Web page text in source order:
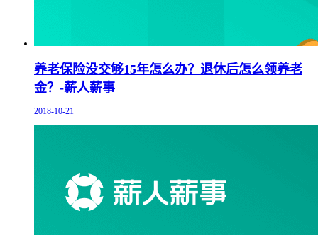
养老保险没交够15年怎么办？退休后怎么领养老
金？-薪人薪事
2018-10-21